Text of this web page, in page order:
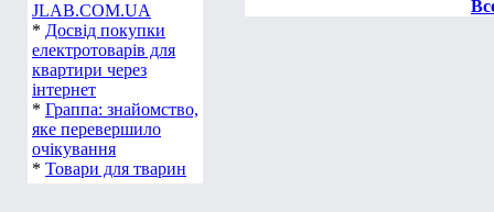
JLAB.COM.UA
* Досвід покупки
електротоварів для
квартири через
інтернет
* Граппа: знайомство,
яке перевершило
очікування
* Товари для тварин